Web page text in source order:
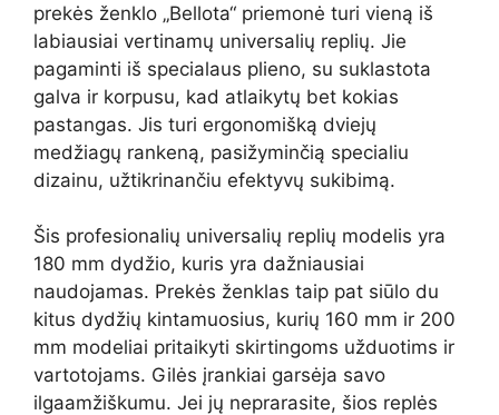
prekės ženklo „Bellota“ priemonė turi vieną iš
labiausiai vertinamų universalių replių. Jie
pagaminti iš specialaus plieno, su suklastota
galva ir korpusu, kad atlaikytų bet kokias
pastangas. Jis turi ergonomišką dviejų
medžiagų rankeną, pasižyminčią specialiu
dizainu, užtikrinančiu efektyvų sukibimą.
Šis profesionalių universalių replių modelis yra
180 mm dydžio, kuris yra dažniausiai
naudojamas. Prekės ženklas taip pat siūlo du
kitus dydžių kintamuosius, kurių 160 mm ir 200
mm modeliai pritaikyti skirtingoms užduotims ir
vartotojams. Gilės įrankiai garsėja savo
ilgaamžiškumu. Jei jų neprarasite, šios replės